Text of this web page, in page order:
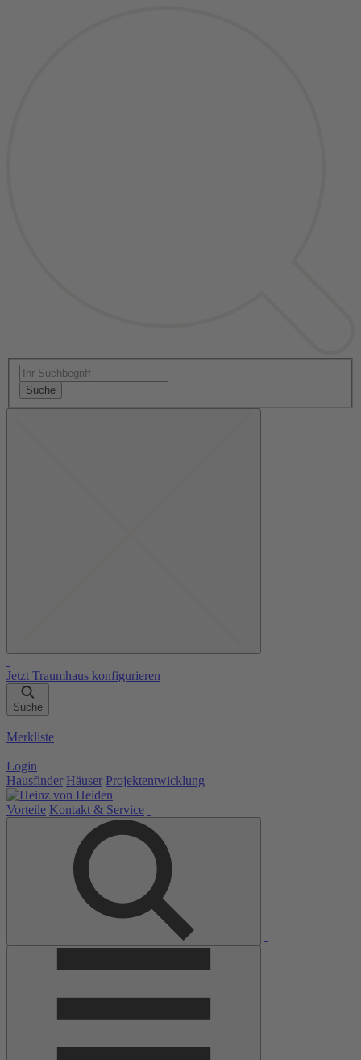
Suche
Jetzt Traumhaus konfigurieren
Suche
Merkliste
Login
Hausfinder Häuser Projektentwicklung
Vorteile Kontakt & Service